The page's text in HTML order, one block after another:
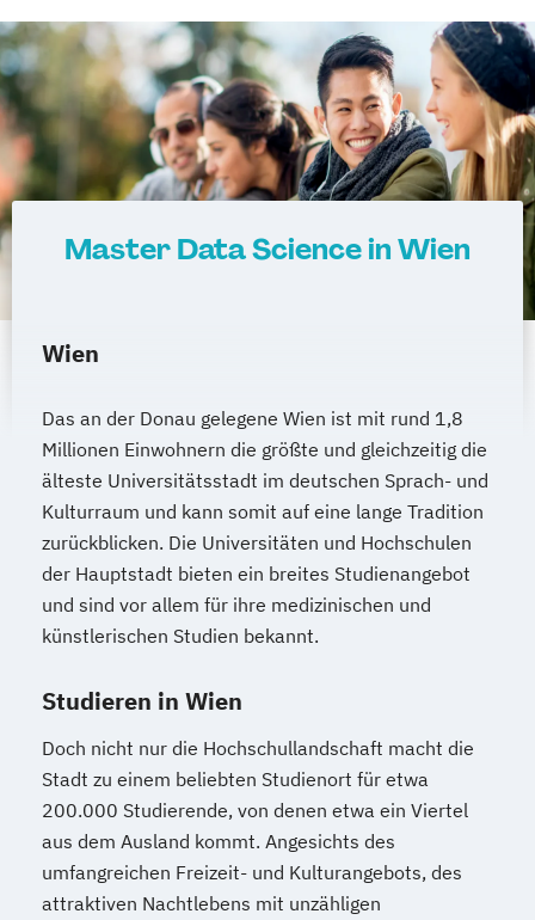
Public Management für
Verwaltungsfachangestellte
Public Relations und Kommunikation
Pädagogik Pädagogik
Bildungsberatung und Leitung
Robotics (DE/EN) Social Media
Softwareentwicklung (DE/EN)
Jugendliche
Sozialpädagogik und Inklusion
Sportmanagement
Supply Chain Management
Tourismusmanagement UX Design
Umweltingenieurwesen Vertragsrecht
Wirtschaftsinformatik (DE/EN)
Wirtschaftsingenieurwesen
Wirtschaftsrecht Ökonom/in
Master Data Science in Wien
Wien
Das an der Donau gelegene Wien ist mit rund 1,8
Millionen Einwohnern die größte und gleichzeitig die
älteste Universitätsstadt im deutschen Sprach- und
Kulturraum und kann somit auf eine lange Tradition
zurückblicken. Die Universitäten und Hochschulen
der Hauptstadt bieten ein breites Studienangebot
und sind vor allem für ihre medizinischen und
künstlerischen Studien bekannt.
Studieren in Wien
Doch nicht nur die Hochschullandschaft macht die
Stadt zu einem beliebten Studienort für etwa
200.000 Studierende, von denen etwa ein Viertel
aus dem Ausland kommt. Angesichts des
umfangreichen Freizeit- und Kulturangebots, des
attraktiven Nachtlebens mit unzähligen